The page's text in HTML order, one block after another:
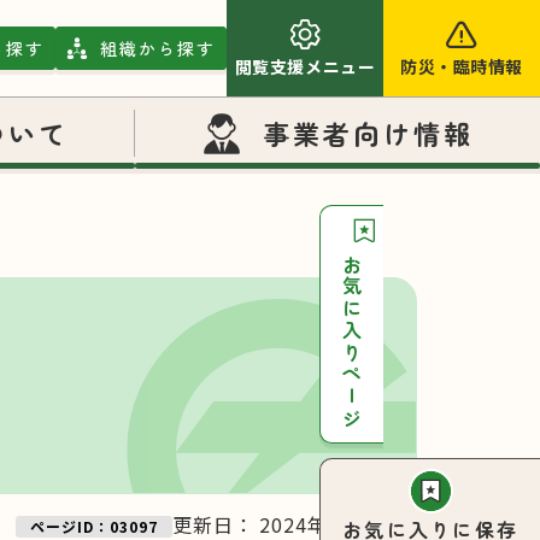
す 組織から探す
閲覧支援メニュー 防災 ・ 臨時情報
て 事業者向け情報
お気に入りページ
お気に入りに保存
ページID：03097 更新日： 2024年11月27日